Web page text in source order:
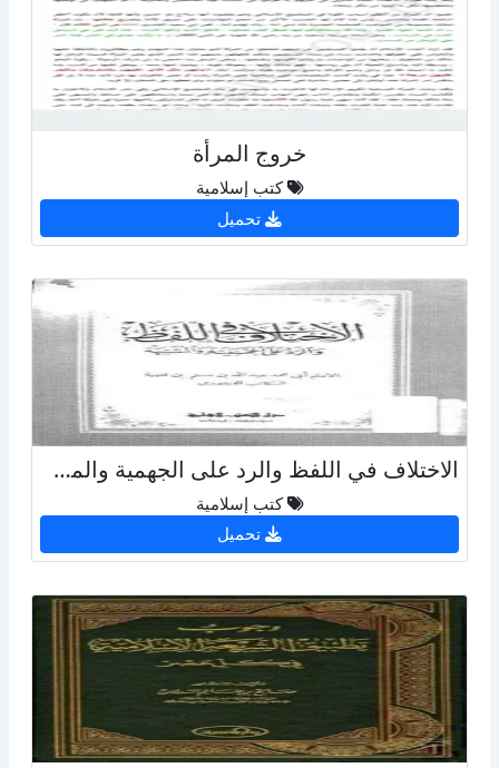
خروج المرأة
كتب إسلامية
تحميل
الاختلاف في اللفظ والرد على الجهمية والمشبهة
كتب إسلامية
تحميل